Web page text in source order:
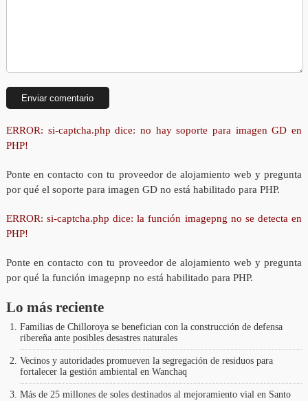
ERROR: si-captcha.php dice: no hay soporte para imagen GD en
PHP!
Ponte en contacto con tu proveedor de alojamiento web y pregunta
por qué el soporte para imagen GD no está habilitado para PHP.
ERROR: si-captcha.php dice: la función imagepng no se detecta en
PHP!
Ponte en contacto con tu proveedor de alojamiento web y pregunta
por qué la función imagepnp no está habilitado para PHP.
Lo más reciente
Familias de Chilloroya se benefician con la construcción de defensa
ribereña ante posibles desastres naturales
Vecinos y autoridades promueven la segregación de residuos para
fortalecer la gestión ambiental en Wanchaq
Más de 25 millones de soles destinados al mejoramiento vial en Santo